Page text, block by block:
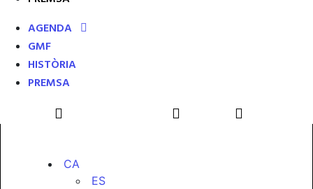
AGENDA
GMF
HISTÒRIA
PREMSA
CA
ES